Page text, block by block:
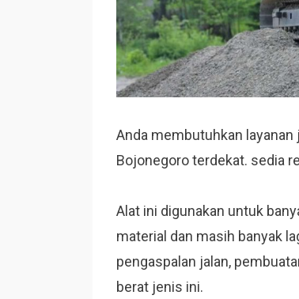
Anda membutuhkan
Bojonegoro terdekat. sedia
Alat ini digunakan untuk
material dan masih banyak
pengaspalan jalan,
berat jenis ini.